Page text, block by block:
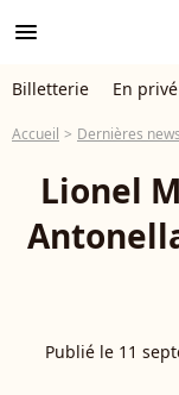
menu
Billetterie En
Accueil Dernières
Lionel
Publié le 11